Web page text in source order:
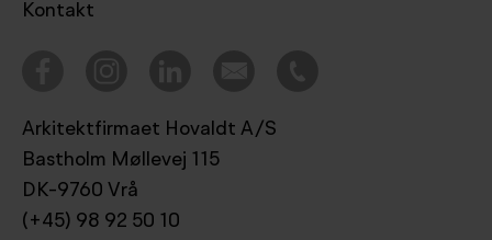
Kontakt
Arkitektfirmaet Hovaldt A/S
Bastholm Møllevej 115
DK-9760 Vrå
(+45) 98 92 50 10